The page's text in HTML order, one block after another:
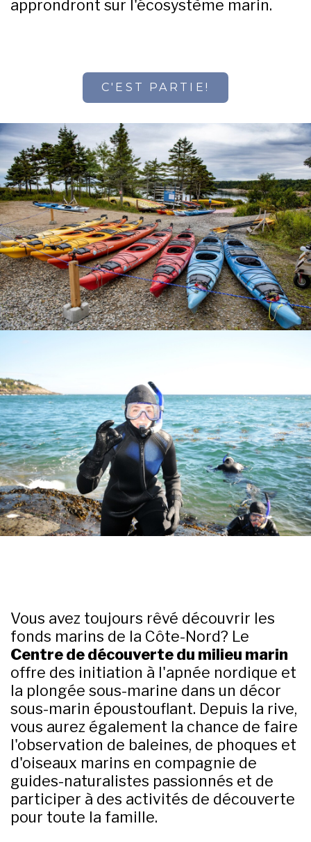
approndront sur l'écosystème marin.
C'EST PARTIE!
Vous avez toujours rêvé découvrir les
fonds marins de la Côte-Nord? Le
Centre de découverte du milieu marin
offre des initiation à l'apnée nordique et
la plongée sous-marine dans un décor
sous-marin époustouflant. Depuis la rive,
vous aurez également la chance de faire
l'observation de baleines, de phoques et
d'oiseaux marins en compagnie de
guides-naturalistes passionnés et de
participer à des activités de découverte
pour toute la famille.